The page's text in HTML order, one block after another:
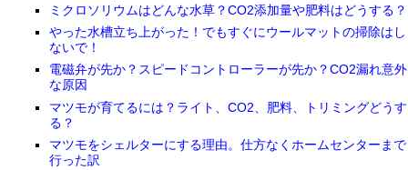
ミクロソリウムはどんな水草？CO2添加量や肥料はどうする？
やった水槽立ち上がった！でもすぐにウールマットの掃除はし
ないで！
電磁弁が先か？スピードコントローラーが先か？CO2漏れ意外
な原因
マツモが育てるには？ライト、CO2、肥料、トリミングどうす
る？
マツモをシェルターにする理由。仕方なくホームセンターまで
行った訳